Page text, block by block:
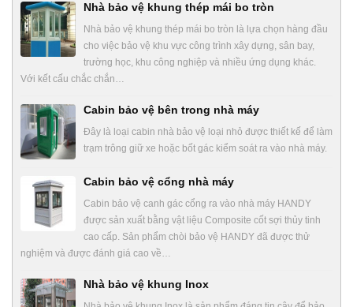
Nhà bảo vệ khung thép mái bo tròn
Nhà bảo vệ khung thép mái bo tròn là lựa chọn hàng đầu
cho việc bảo vệ khu vực công trình xây dựng, sân bay,
trường học, khu công nghiệp và nhiều ứng dụng khác.
Với kết cấu chắc chắn…
Cabin bảo vệ bên trong nhà máy
Đây là loại cabin nhà bảo vệ loại nhỏ được thiết kế để làm
trạm trông giữ xe hoặc bốt gác kiểm soát ra vào nhà máy.
Cabin bảo vệ cổng nhà máy
Cabin bảo vệ canh gác cổng ra vào nhà máy HANDY
được sản xuất bằng vật liệu Composite cốt sợi thủy tinh
cao cấp. Sản phẩm chòi bảo vệ HANDY đã được thử
nghiệm và được đánh giá cao về…
Nhà bảo vệ khung Inox